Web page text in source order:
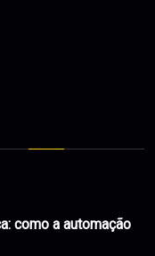
como a automação